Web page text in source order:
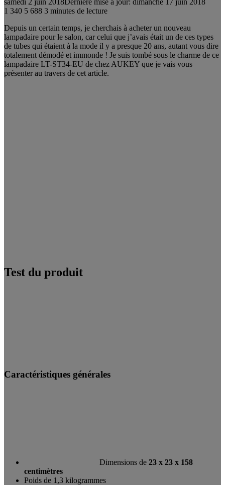
1 340 5 688 3 minutes de lecture
Depuis un certain temps, je cherchais à acheter un nouveau
lampadaire pour le salon, car celui que j’avais était un de ces types
de tubes qui étaient à la mode il y a presque 20 ans, autant vous dire
totalement démodé et immonde ! Je suis tombé sous le charme de ce
lampadaire LT-ST34-EU de chez AUKEY que je vais vous
présenter au travers de cet article.
Test du produit
Caractéristiques générales
Dimensions de 23 x 23 x 158
centimètres
Poids de 1,3 kilogrammes